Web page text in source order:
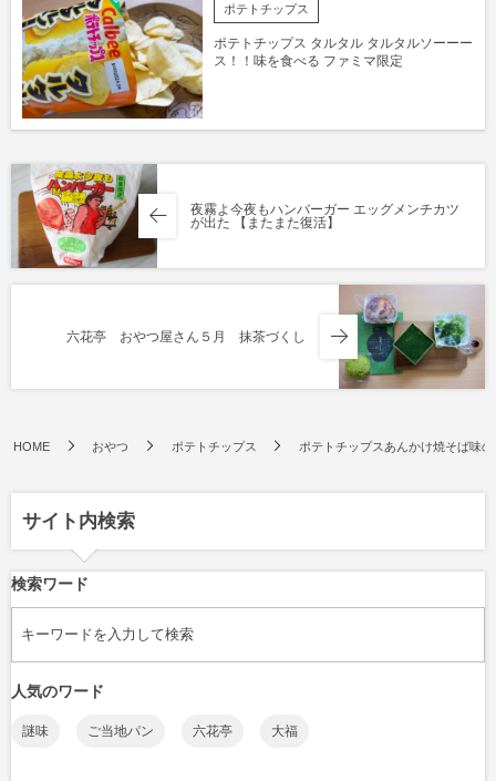
ポテトチップス
ポテトチップス タルタル タルタルソーーー
ス！！味を食べる ファミマ限定
夜霧よ今夜もハンバーガー エッグメンチカツ
が出た 【またまた復活】
六花亭 おやつ屋さん５月 抹茶づくし
HOME おやつ ポテトチップス ポテトチップスあんかけ焼そば味
サイト内検索
検索ワード
人気のワード
謎味 ご当地パン 六花亭 大福